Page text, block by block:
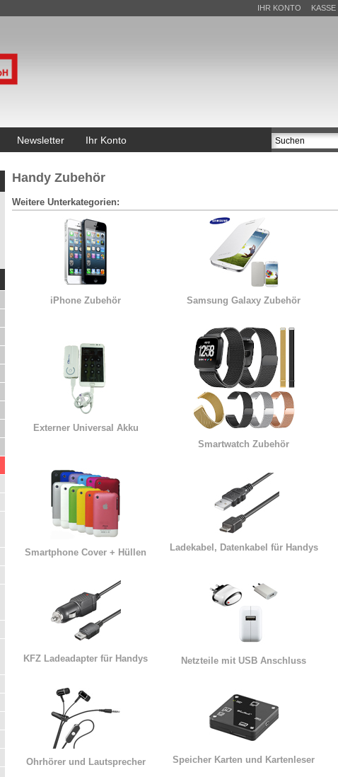
IHR KONTO KASSE
Newsletter Ihr Konto
Handy Zubehör
Weitere Unterkategorien:
iPhone Zubehör Samsung Galaxy Zubehör
Externer Universal Akku
Smartwatch Zubehör
Smartphone Cover + Hüllen Ladekabel, Datenkabel für Handys
KFZ Ladeadapter für Handys Netzteile mit USB Anschluss
Ohrhörer und Lautsprecher Speicher Karten und Kartenleser